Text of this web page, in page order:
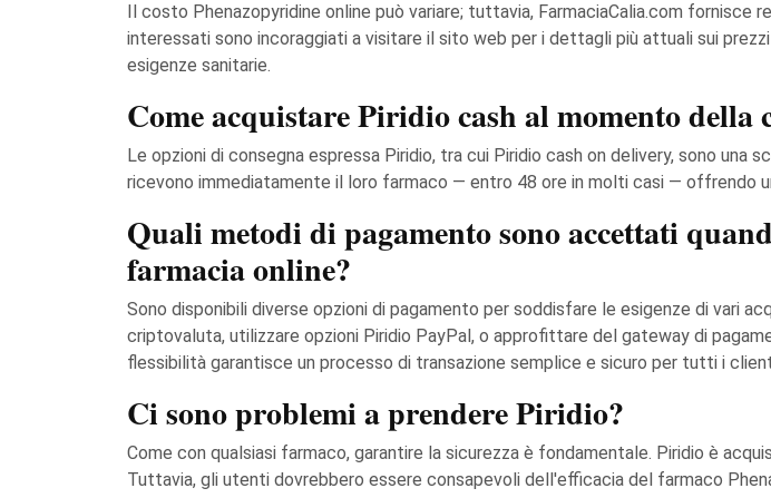
Il costo Phenazopyridine online può variare; tuttavia, FarmaciaCalia.com
interessati sono incoraggiati a visitare il sito web per i dettagli più attuali sui
esigenze sanitarie.
Come acquistare Piridio cash al momento della
Le opzioni di consegna espressa Piridio, tra cui Piridio cash on delivery, sono
ricevono immediatamente il loro farmaco — entro 48 ore in molti casi — offrendo
Quali metodi di pagamento sono accettati
farmacia online?
Sono disponibili diverse opzioni di pagamento per soddisfare le esigenze di vari
criptovaluta, utilizzare opzioni Piridio PayPal, o approfittare del gateway di
flessibilità garantisce un processo di transazione semplice e sicuro per tutti i
Ci sono problemi a prendere Piridio?
Come con qualsiasi farmaco, garantire la sicurezza è fondamentale. Piridio è
Tuttavia, gli utenti dovrebbero essere consapevoli dell'efficacia del farmaco